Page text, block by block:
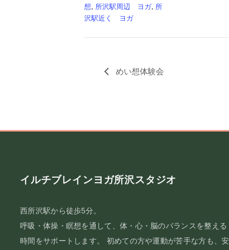
想, 所沢駅周辺 ヨガ, 所
沢駅近く ヨガ
めい想体験会
イルチブレインヨガ所沢スタジオ
西所沢駅から徒歩5分。
呼吸・体操・瞑想を通して、体・心・脳のバランスを整える
時間をサポートします。 初めての方や運動が苦手な方も、安